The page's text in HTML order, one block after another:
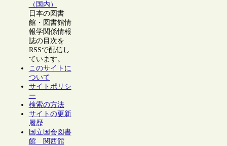
（国内）
日本の図書
館・図書館情
報学関係情報
誌の目次を
RSSで配信し
ています。
このサイトに
ついて
サイトポリシ
ー
検索の方法
サイトの更新
履歴
国立国会図書
館 関西館